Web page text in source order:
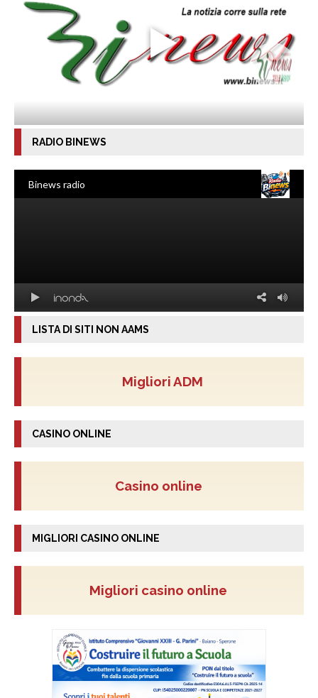
RADIO BINEWS
LISTA DI SITI NON AAMS
Migliori ADM
CASINO ONLINE
Casino online
MIGLIORI CASINO ONLINE
Migliori casino online